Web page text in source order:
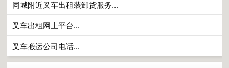
同城附近叉车出租装卸货服务...
叉车出租网上平台...
叉车搬运公司电话...